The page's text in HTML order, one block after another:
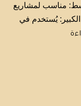
مناسب لمشاريع
يُستخدم في